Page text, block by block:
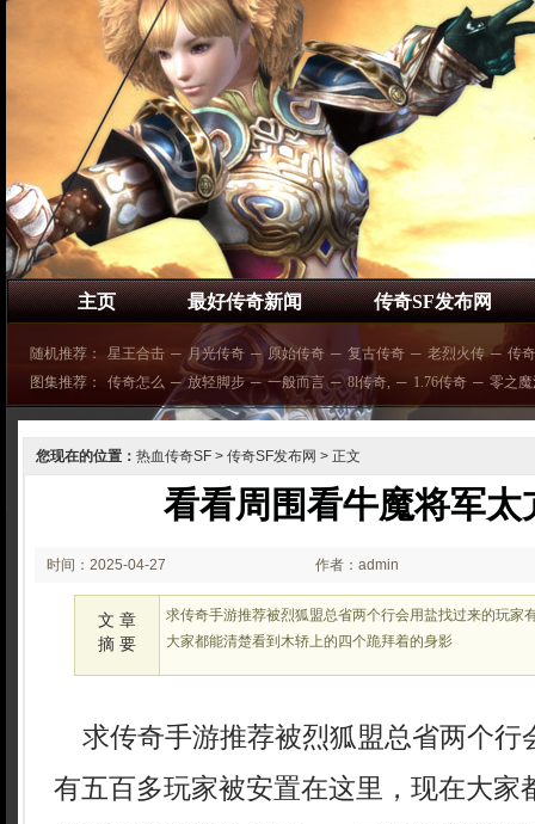
主页 最好传奇新闻 传奇SF发布网
随机推荐： 星王合击 ─ 月光传奇 ─ 原始传奇 ─ 复古传奇 ─ 老烈火传 ─ 传
图集推荐：
传奇怎么 ─ 放轻脚步 ─ 一般而言 ─ 8l传奇, ─ 1.76传奇 ─ 零之魔
您现在的位置： 热血传奇SF > 传奇SF发布网 > 正文
看看周围看牛魔将军太
时间：2025-04-27
02:04
作者：admin
文 章
摘 要
求传奇手游推荐被烈狐盟总省两个行会用盐找过来的玩家
大家都能清楚看到木轿上的四个跪拜着的身影
求传奇手游推荐被烈狐盟总省两个行
有五百多玩家被安置在这里，现在大家